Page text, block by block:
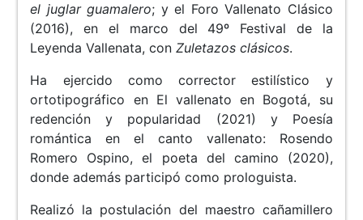
el juglar guamalero; y el Foro Vallenato Clásico
(2016), en el marco del 49º Festival de la
Leyenda Vallenata, conZuletazos clásicos.
Ha ejercido como corrector estilístico y
ortotipográfico en El vallenato en Bogotá, su
redención y popularidad (2021) y Poesía
romántica en el canto vallenato: Rosendo
Romero Ospino, el poeta del camino (2020),
donde además participó como prologuista.
Realizó la postulación del maestro cañamillero